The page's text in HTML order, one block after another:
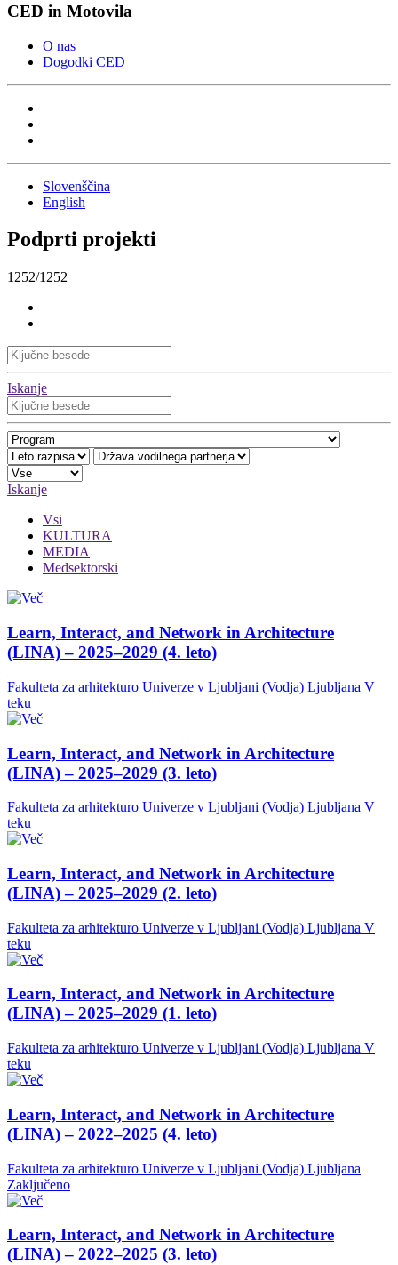
CED in Motovila
O nas
Dogodki CED
Slovenščina
English
Podprti projekti
1252/1252
Iskanje
Iskanje
Vsi
KULTURA
MEDIA
Medsektorski
Learn, Interact, and Network in Architecture
(LINA) – 2025–2029 (4. leto)
Fakulteta za arhitekturo Univerze v Ljubljani (Vodja) Ljubljana V
teku
Learn, Interact, and Network in Architecture
(LINA) – 2025–2029 (3. leto)
Fakulteta za arhitekturo Univerze v Ljubljani (Vodja) Ljubljana V
teku
Learn, Interact, and Network in Architecture
(LINA) – 2025–2029 (2. leto)
Fakulteta za arhitekturo Univerze v Ljubljani (Vodja) Ljubljana V
teku
Learn, Interact, and Network in Architecture
(LINA) – 2025–2029 (1. leto)
Fakulteta za arhitekturo Univerze v Ljubljani (Vodja) Ljubljana V
teku
Learn, Interact, and Network in Architecture
(LINA) – 2022–2025 (4. leto)
Fakulteta za arhitekturo Univerze v Ljubljani (Vodja) Ljubljana
Zaključeno
Learn, Interact, and Network in Architecture
(LINA) – 2022–2025 (3. leto)